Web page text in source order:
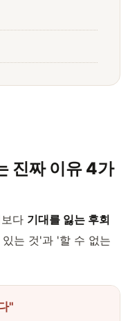
진짜 이유 4가
다 기대를 잃는 후회
는 것'과 '할 수 없는
"